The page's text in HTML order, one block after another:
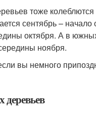
тоже
сентябрь –
октября. А в
ноября.
вы немного
деревьев